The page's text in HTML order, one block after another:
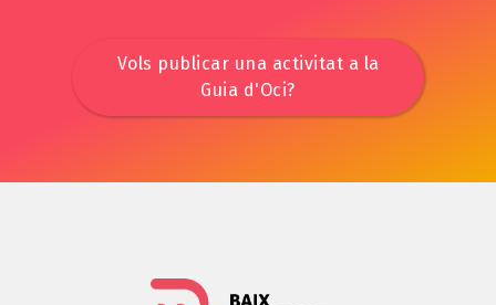
Vols publicar una activitat a la
Guia d'Oci?